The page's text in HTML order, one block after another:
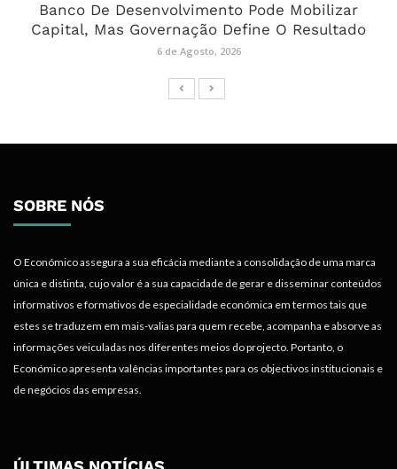
Banco De Desenvolvimento Pode Mobilizar
Capital, Mas Governação Define O Resultado
6 de Agosto, 2026
SOBRE NÓS
O Económico assegura a sua eficácia mediante a consolidação de uma marca
única e distinta, cujo valor é a sua capacidade de gerar e disseminar conteúdos
informativos e formativos de especialidade económica em termos tais que
estes se traduzem em mais-valias para quem recebe, acompanha e absorve as
informações veiculadas nos diferentes meios do projecto. Portanto, o
Económico apresenta valências importantes para os objectivos institucionais e
de negócios das empresas.